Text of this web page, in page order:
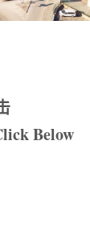
Below